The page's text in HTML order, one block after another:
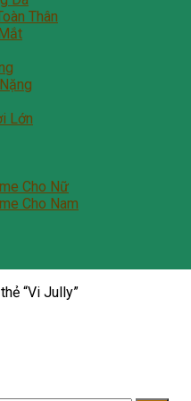
Thân
Lớn
Cho Nữ
Cho Nam
“Vi Jully”